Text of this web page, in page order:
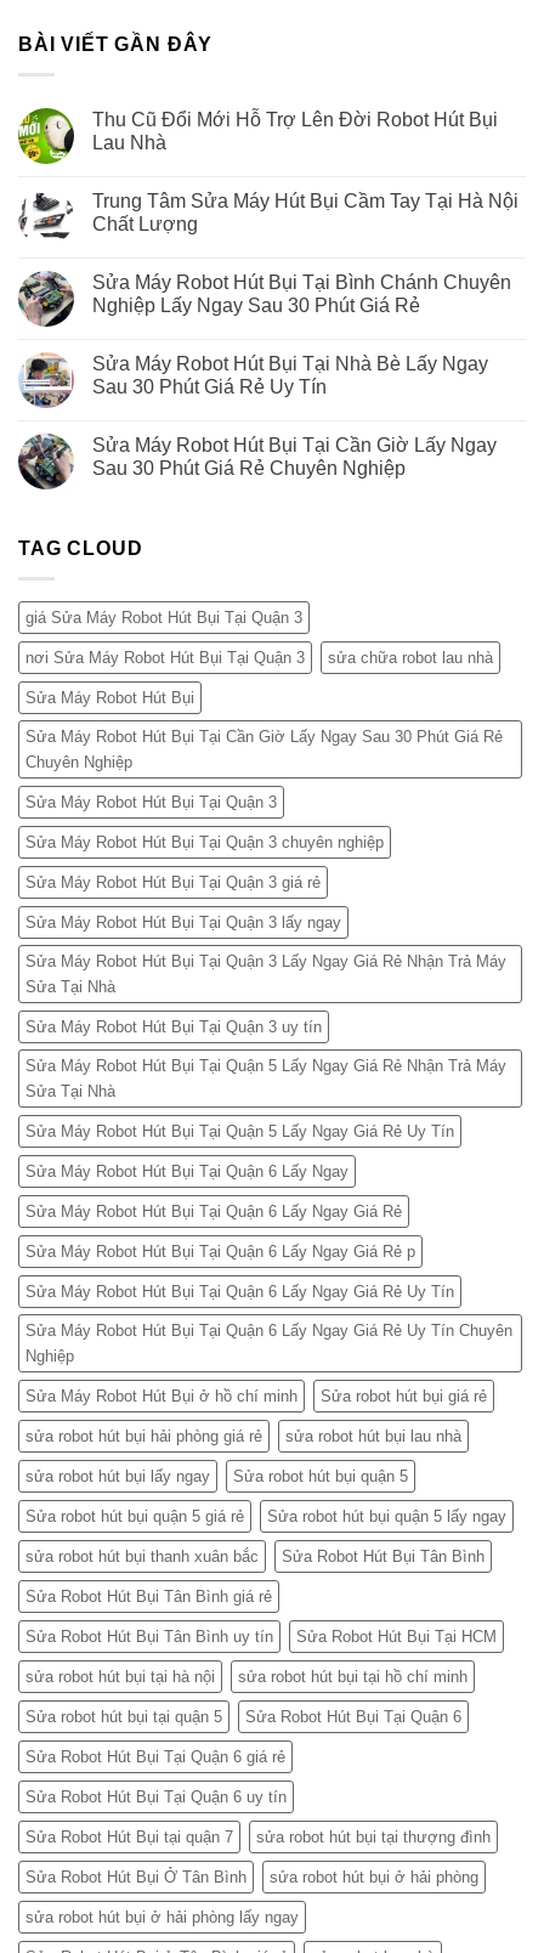
BÀI VIẾT GẦN ĐÂY
Thu Cũ Đổi Mới Hỗ Trợ Lên Đời Robot Hút Bụi
Lau Nhà
Trung Tâm Sửa Máy Hút Bụi Cầm Tay Tại Hà Nội
Chất Lượng
Sửa Máy Robot Hút Bụi Tại Bình Chánh Chuyên
Nghiệp Lấy Ngay Sau 30 Phút Giá Rẻ
Sửa Máy Robot Hút Bụi Tại Nhà Bè Lấy Ngay
Sau 30 Phút Giá Rẻ Uy Tín
Sửa Máy Robot Hút Bụi Tại Cần Giờ Lấy Ngay
Sau 30 Phút Giá Rẻ Chuyên Nghiệp
TAG CLOUD
giá Sửa Máy Robot Hút Bụi Tại Quận 3
nơi Sửa Máy Robot Hút Bụi Tại Quận 3 sửa chữa robot lau nhà
Sửa Máy Robot Hút Bụi
Sửa Máy Robot Hút Bụi Tại Cần Giờ Lấy Ngay Sau 30 Phút Giá Rẻ
Chuyên Nghiệp
Sửa Máy Robot Hút Bụi Tại Quận 3
Sửa Máy Robot Hút Bụi Tại Quận 3 chuyên nghiệp
Sửa Máy Robot Hút Bụi Tại Quận 3 giá rẻ
Sửa Máy Robot Hút Bụi Tại Quận 3 lấy ngay
Sửa Máy Robot Hút Bụi Tại Quận 3 Lấy Ngay Giá Rẻ Nhận Trả Máy
Sửa Tại Nhà
Sửa Máy Robot Hút Bụi Tại Quận 3 uy tín
Sửa Máy Robot Hút Bụi Tại Quận 5 Lấy Ngay Giá Rẻ Nhận Trả Máy
Sửa Tại Nhà
Sửa Máy Robot Hút Bụi Tại Quận 5 Lấy Ngay Giá Rẻ Uy Tín
Sửa Máy Robot Hút Bụi Tại Quận 6 Lấy Ngay
Sửa Máy Robot Hút Bụi Tại Quận 6 Lấy Ngay Giá Rẻ
Sửa Máy Robot Hút Bụi Tại Quận 6 Lấy Ngay Giá Rẻ p
Sửa Máy Robot Hút Bụi Tại Quận 6 Lấy Ngay Giá Rẻ Uy Tín
Sửa Máy Robot Hút Bụi Tại Quận 6 Lấy Ngay Giá Rẻ Uy Tín Chuyên
Nghiệp
Sửa Máy Robot Hút Bụi ở hồ chí minh Sửa robot hút bụi giá rẻ
sửa robot hút bụi hải phòng giá rẻ sửa robot hút bụi lau nhà
sửa robot hút bụi lấy ngay Sửa robot hút bụi quận 5
Sửa robot hút bụi quận 5 giá rẻ Sửa robot hút bụi quận 5 lấy ngay
sửa robot hút bụi thanh xuân bắc Sửa Robot Hút Bụi Tân Bình
Sửa Robot Hút Bụi Tân Bình giá rẻ
Sửa Robot Hút Bụi Tân Bình uy tín Sửa Robot Hút Bụi Tại HCM
sửa robot hút bụi tại hà nội sửa robot hút bụi tại hồ chí minh
Sửa robot hút bụi tại quận 5 Sửa Robot Hút Bụi Tại Quận 6
Sửa Robot Hút Bụi Tại Quận 6 giá rẻ
Sửa Robot Hút Bụi Tại Quận 6 uy tín
Sửa Robot Hút Bụi tại quận 7 sửa robot hút bụi tại thượng đình
Sửa Robot Hút Bụi Ở Tân Bình sửa robot hút bụi ở hải phòng
sửa robot hút bụi ở hải phòng lấy ngay